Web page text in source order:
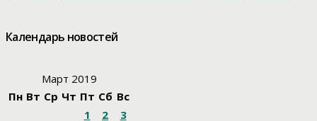
БуксманАлександр Винников
Александр Соловьев
Филиппова Алексей Корниенко
Алексей ХозяйскийАлексей Черный
Календарь новостей
Март 2019
Пн Вт Ср Чт Пт Сб Вс
1
2
3